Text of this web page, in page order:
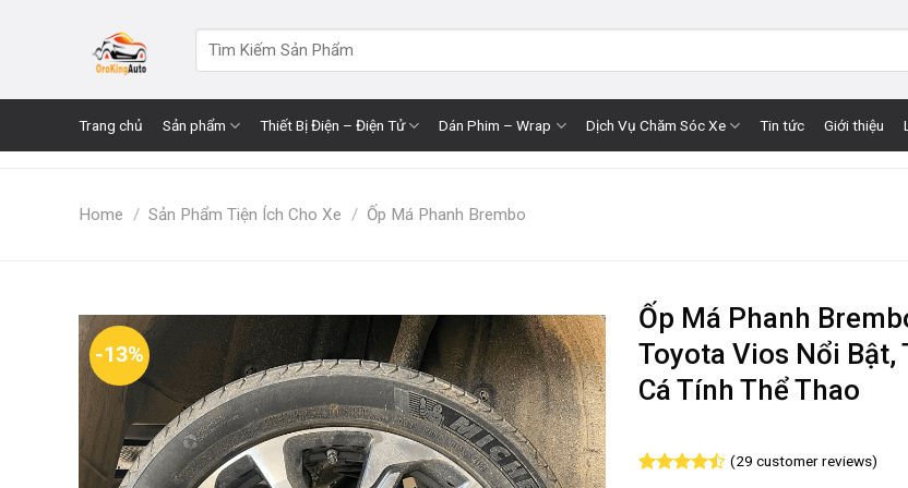
for:
Trang chủ Sản phẩm Thiết Bị Điện – Điện Tử Dán Phim – Wrap Dịch Vụ Chăm Sóc Xe Tin tức Giới thiệu
Home / Sản Phẩm Tiện Ích Cho Xe / Ốp Má Phanh Brembo
-13%
Ốp Má Phanh
Toyota Vios Nổi Bật,
Cá Tính Thể Thao
(29 customer reviews)